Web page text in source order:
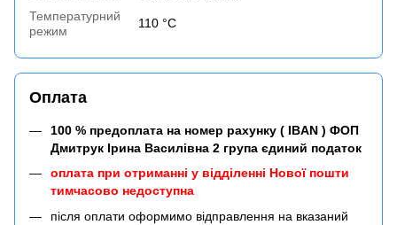
Температурний
режим
110 °С
Оплата
100 % предоплата на номер рахунку ( IBAN ) ФОП
Дмитрук Ірина Василівна 2 група єдиний податок
оплата при отриманні у відділенні Нової пошти
тимчасово недоступна
після оплати оформимо відправлення на вказаний